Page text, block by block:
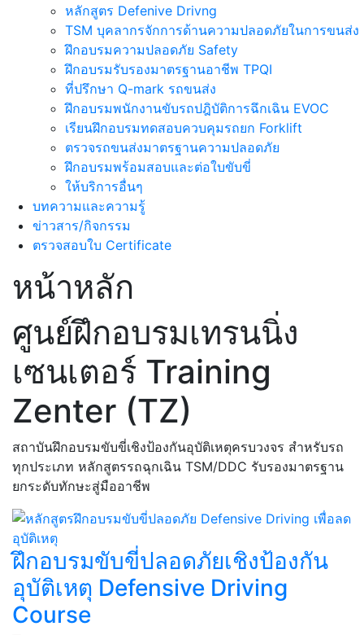
หลักสูตร Defenive Drivng
TSM บุคลากรจักการด้านความปลอดภัยในการขนส่ง
ฝึกอบรมความปลอดภัย Safety
ฝึกอบรมรับรองมาตรฐานอาชีพ TPQI
ที่ปรึกษา Q-mark รถขนส่ง
ฝึกอบรมพนักงานขับรถปฎิบัติการฉึกเฉิน EVOC
เรียนฝึกอบรมทดสอบควบคุมรถยก Forklift
ตรวจรถขนส่งมาตรฐานความปลอดภัย
ฝึกอบรมพร้อมสอบและต่อใบขับขี่
ให้บริการอื่นๆ
บทความและความรู้
ข่าวสาร/กิจกรรม
ตรวจสอบใบ Certificate
หน้าหลัก
ศูนย์ฝึกอบรมเทรนนิ่ง
เซนเตอร์ Training
Zenter (TZ)
สถาบันฝึกอบรมขับขี่เชิงป้องกันอุบัติเหตุครบวงจร สำหรับรถ
ทุกประเภท หลักสูตรรถฉุกเฉิน TSM/DDC รับรองมาตรฐาน
ยกระดับทักษะสู่มืออาชีพ
ฝึกอบรมขับขี่ปลอดภัยเชิงป้องกัน
อุบัติเหตุ Defensive Driving
Course​